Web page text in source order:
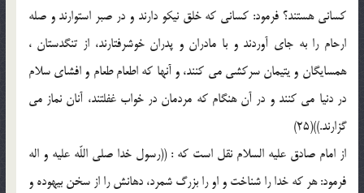
كسانى هستند؟ فرمود: كسانى كه خلق نيكو دارند و در صبر استوارند و صله
ارحام را به جاى آوردند و با مادران و پدران خوشرفتارند، از تنگدستان ،
همسايگان و يتيمان سركشى مى كنند، و آنها كه اطعام طعام و افشاى سلام
در دنيا مى كنند و در آن هنگام كه مردمان در خواب غفلتند، آنان نماز مى
گزارند.))(25)
از امام صادق عليه السلام نقل است كه : ((رسول خدا صلى اللّه عليه و اله
فرمود: هر كه خدا را شناخت و او را بزرگ شمرد، دهانش را از سخن بيهوده و